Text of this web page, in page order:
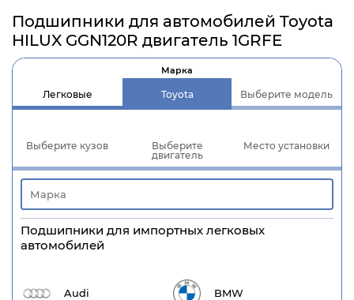
Подшипники для автомобилей Toyota
HILUX GGN120R двигатель 1GRFE
Легковые
Марка
Toyota Выберите модель
Выберите кузов
Выберите
двигатель
Место установки
Подшипники для импортных легковых
автомобилей
Audi BMW